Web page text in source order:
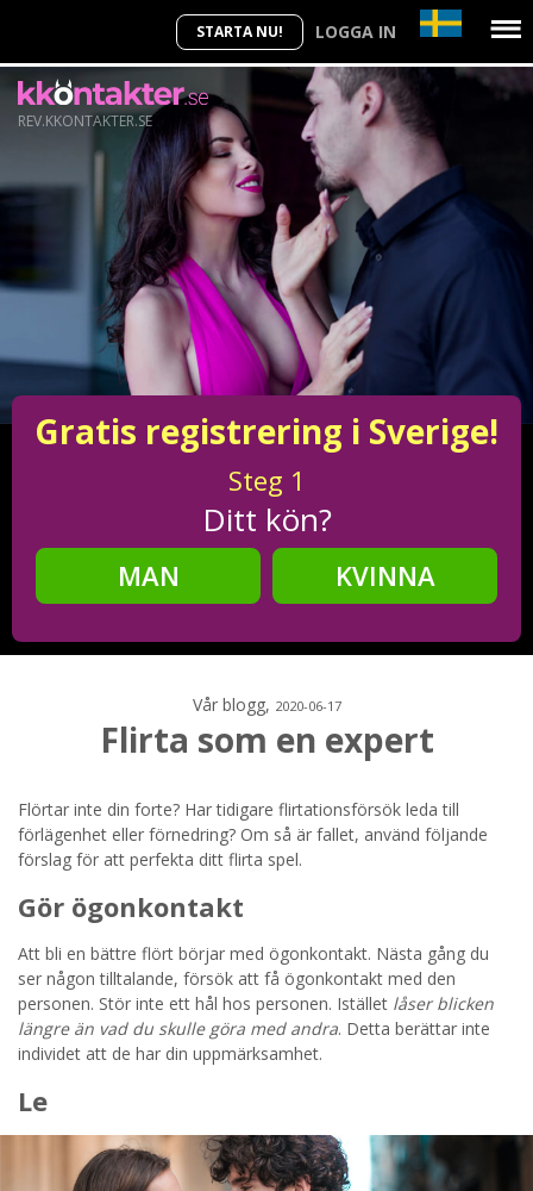
STARTA NU! LOGGA IN
REV.KKONTAKTER.SE
Gratis registrering i Sverige!
Steg 1
Ditt kön?
MAN
KVINNA
Steg2
Steg3
Din mailadress?
Genom att registrera godkänner jagVillkorenoch
Sekretesspolicyn. Jag godkänner att ta emot information och
reklam via e-post från hemsidans operatörer. Jag kan dra
tillbaka godkännande när jag vill.
STARTA NU!
Vår blogg, 2020-06-17
Flirta som en expert
Flörtar inte din forte? Har tidigare flirtationsförsök leda till
förlägenhet eller förnedring? Om så är fallet, använd följande
förslag för att perfekta ditt flirta spel.
Gör ögonkontakt
Att bli en bättre flört börjar med ögonkontakt. Nästa gång du
ser någon tilltalande, försök att få ögonkontakt med den
personen. Stör inte ett hål hos personen. Istället låser blicken
längre än vad du skulle göra med andra. Detta berättar inte
individet att de har din uppmärksamhet.
Le